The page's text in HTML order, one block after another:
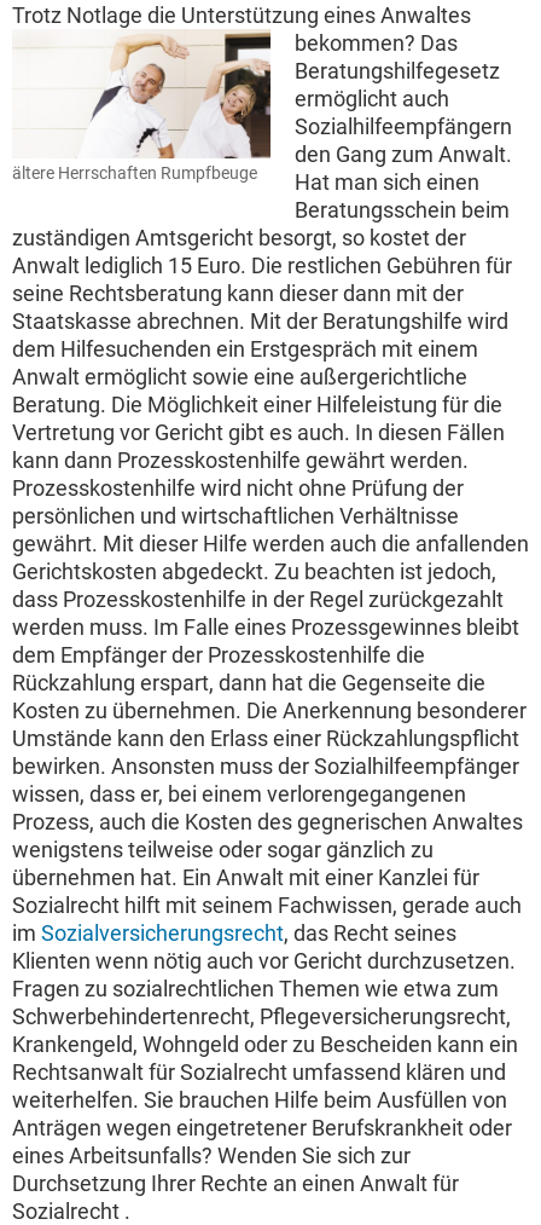
Trotz Notlage die Unterstützung eines Anwaltes
bekommen?
ältere Herrschaften Rumpfbeuge
Das
Beratungshilfegesetz
ermöglicht auch
Sozialhilfeempfängern
den Gang zum Anwalt.
Hat man sich einen
Beratungsschein beim
zuständigen Amtsgericht besorgt, so kostet der
Anwalt lediglich 15 Euro. Die restlichen Gebühren für
seine Rechtsberatung kann dieser dann mit der
Staatskasse abrechnen. Mit der Beratungshilfe wird
dem Hilfesuchenden ein Erstgespräch mit einem
Anwalt ermöglicht sowie eine außergerichtliche
Beratung. Die Möglichkeit einer Hilfeleistung für die
Vertretung vor Gericht gibt es auch. In diesen Fällen
kann dann Prozesskostenhilfe gewährt werden.
Prozesskostenhilfe wird nicht ohne Prüfung der
persönlichen und wirtschaftlichen Verhältnisse
gewährt. Mit dieser Hilfe werden auch die anfallenden
Gerichtskosten abgedeckt. Zu beachten ist jedoch,
dass Prozesskostenhilfe in der Regel zurückgezahlt
werden muss. Im Falle eines Prozessgewinnes bleibt
dem Empfänger der Prozesskostenhilfe die
Rückzahlung erspart, dann hat die Gegenseite die
Kosten zu übernehmen. Die Anerkennung besonderer
Umstände kann den Erlass einer Rückzahlungspflicht
bewirken. Ansonsten muss der Sozialhilfeempfänger
wissen, dass er, bei einem verlorengegangenen
Prozess, auch die Kosten des gegnerischen Anwaltes
wenigstens teilweise oder sogar gänzlich zu
übernehmen hat. Ein Anwalt mit einer Kanzlei für
Sozialrecht hilft mit seinem Fachwissen, gerade auch
im Sozialversicherungsrecht, das Recht seines
Klienten wenn nötig auch vor Gericht durchzusetzen.
Fragen zu sozialrechtlichen Themen wie etwa zum
Schwerbehindertenrecht, Pflegeversicherungsrecht,
Krankengeld, Wohngeld oder zu Bescheiden kann ein
Rechtsanwalt für Sozialrecht umfassend klären und
weiterhelfen. Sie brauchen Hilfe beim Ausfüllen von
Anträgen wegen eingetretener Berufskrankheit oder
eines Arbeitsunfalls? Wenden Sie sich zur
Durchsetzung Ihrer Rechte an einen Anwalt für
Sozialrecht .